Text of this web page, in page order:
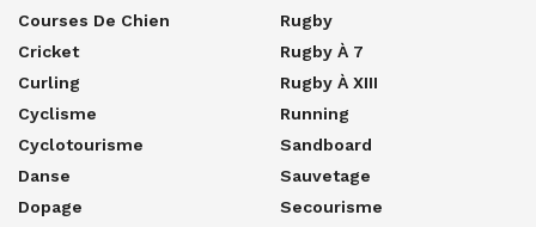
Courses De Chien
Cricket
Curling
Cyclisme
Cyclotourisme
Danse
Dopage
Rugby
Rugby À 7
Rugby À XIII
Running
Sandboard
Sauvetage
Secourisme